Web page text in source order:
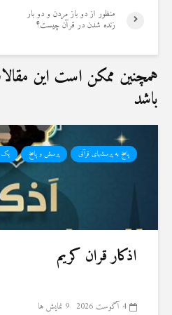
منظور از دو باز مردن و دو بار
زنده شدن در قرآن چیست؟
همچنین ممکن است این
باشد
پاسخ به پرسشهای قرآنی پرسش و پاسخ یک
اذکار قران کریم
4 آگوست 2026 9 نمایش ها